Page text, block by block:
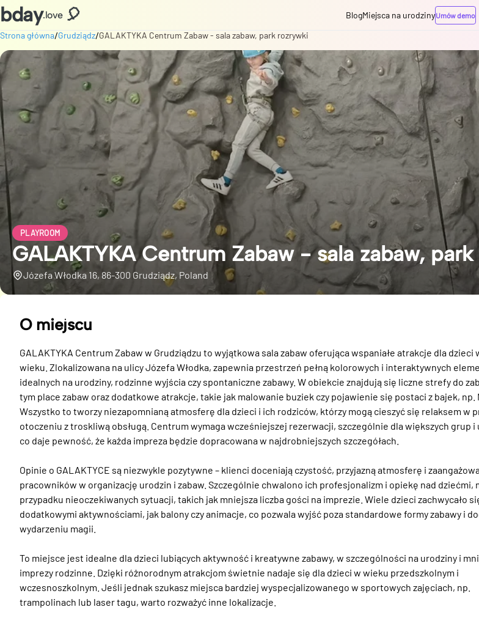
bday.love 🎈 BlogMiejsca na urodzinyUmów demo
Strona główna/Grudziądz/GALAKTYKA Centrum Zabaw - sala zabaw, park rozrywki
PLAYROOM
GALAKTYKA Centrum Zabaw - sala zabaw,
Józefa Włodka 16, 86-300 Grudziądz, Poland
O miejscu
GALAKTYKA Centrum Zabaw w Grudziądzu to wyjątkowa sala zabaw oferująca wspaniałe atrakcje dla dzieci
wieku. Zlokalizowana na ulicy Józefa Włodka, zapewnia przestrzeń pełną kolorowych i interaktywnych
idealnych na urodziny, rodzinne wyjścia czy spontaniczne zabawy. W obiekcie znajdują się liczne strefy do
tym place zabaw oraz dodatkowe atrakcje, takie jak malowanie buziek czy pojawienie się postaci z bajek, np.
Wszystko to tworzy niezapomnianą atmosferę dla dzieci i ich rodziców, którzy mogą cieszyć się relaksem w
otoczeniu z troskliwą obsługą. Centrum wymaga wcześniejszej rezerwacji, szczególnie dla większych grup i
co daje pewność, że każda impreza będzie dopracowana w najdrobniejszych szczegółach.
Opinie o GALAKTYCE są niezwykle pozytywne – klienci doceniają czystość, przyjazną atmosferę i
pracowników w organizację urodzin i zabaw. Szczególnie chwalono ich profesjonalizm i opiekę nad dziećmi,
przypadku nieoczekiwanych sytuacji, takich jak mniejsza liczba gości na imprezie. Wiele dzieci zachwycało
dodatkowymi aktywnościami, jak balony czy animacje, co pozwala wyjść poza standardowe formy zabawy i
wydarzeniu magii.
To miejsce jest idealne dla dzieci lubiących aktywność i kreatywne zabawy, w szczególności na urodziny i
imprezy rodzinne. Dzięki różnorodnym atrakcjom świetnie nadaje się dla dzieci w wieku przedszkolnym i
wczesnoszkolnym. Jeśli jednak szukasz miejsca bardziej wyspecjalizowanego w sportowych zajęciach, np.
trampolinach lub laser tagu, warto rozważyć inne lokalizacje.